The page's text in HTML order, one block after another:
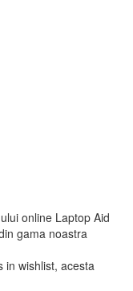
online Laptop Aid
gama noastra
in wishlist, acesta